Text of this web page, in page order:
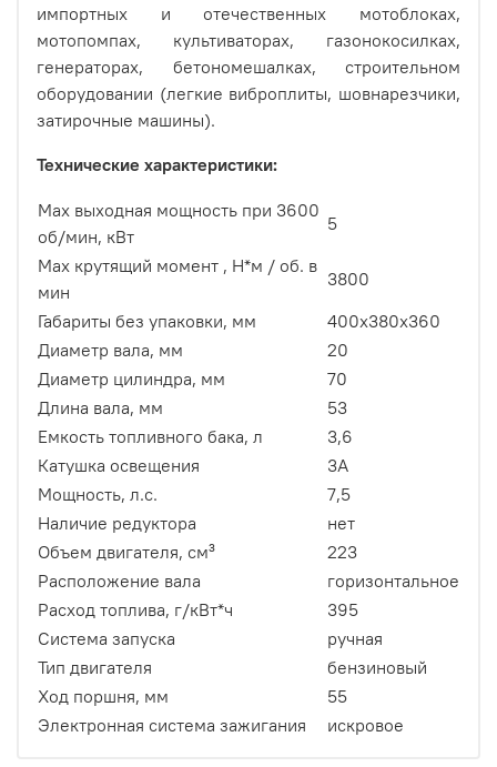
импортных и отечественных мотоблоках,
мотопомпах, культиваторах, газонокосилках,
генераторах, бетономешалках, строительном
оборудовании (легкие виброплиты, шовнарезчики,
затирочные машины).
Технические характеристики:
Max выходная мощность при 3600
об/мин, кВт
5
Max крутящий момент , Н*м / об. в
мин
3800
Габариты без упаковки, мм
400x380x360
Диаметр вала, мм
20
Диаметр цилиндра, мм
70
Длина вала, мм
53
Емкость топливного бака, л
3,6
Катушка освещения
3А
Мощность, л.c.
7,5
Наличие редуктора
нет
Объем двигателя, см³
223
Расположение вала
горизонтальное
Расход топлива, г/кВт*ч
395
Система запуска
ручная
Тип двигателя
бензиновый
Ход поршня, мм
55
Электронная система зажигания
искровое